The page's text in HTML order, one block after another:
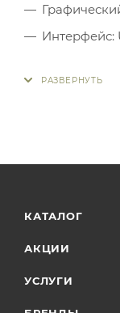
Интерфейс:
КАТАЛОГ
АКЦИИ
УСЛУГИ